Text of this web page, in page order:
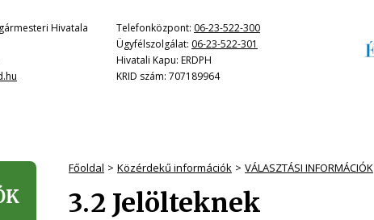
Hivatala
Telefonközpont: 06-23-522-300
Ügyfélszolgálat: 06-23-522-301
Hivatali Kapu: ERDPH
KRID szám: 707189964
Főoldal Közérdekű információk VÁLASZTÁSI INFORMÁCIÓK
3.2 Jelölteknek